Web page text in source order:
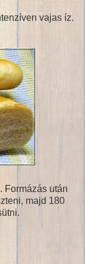
vajas íz.
Formázás után
majd 180